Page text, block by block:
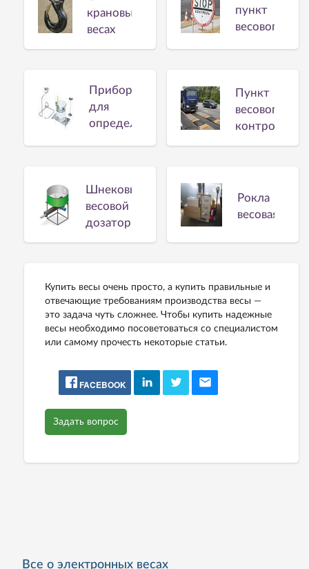
крановых
весах
пункт
весового
Прибор
для
определения
Пункт
весового
контроля
Шнековый
весовой
дозатор
Рокла
весовая
Купить весы очень просто, а купить правильные и
отвечающие требованиям производства весы —
это задача чуть сложнее. Чтобы купить надежные
весы необходимо посоветоваться со специалистом
или самому прочесть некоторые статьи.
FACEBOOK
Задать вопрос
Все о электронных весах